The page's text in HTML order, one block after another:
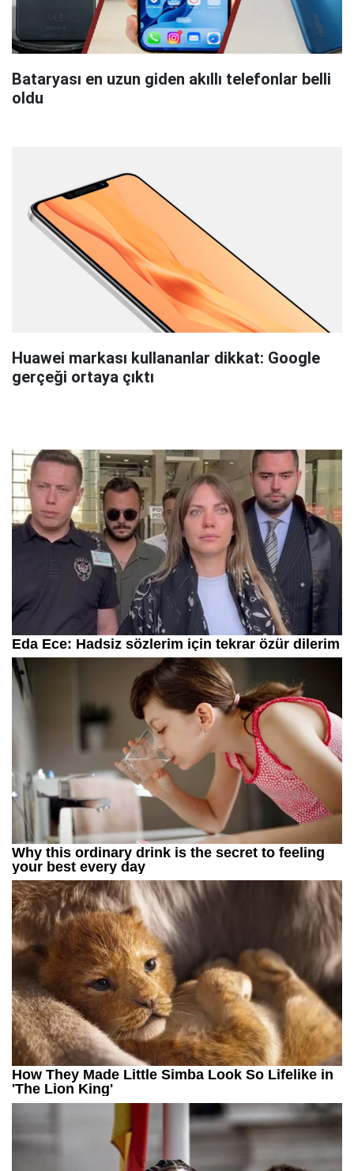
Bataryası en uzun giden akıllı telefonlar belli
oldu
Huawei markası kullananlar dikkat: Google
gerçeği ortaya çıktı